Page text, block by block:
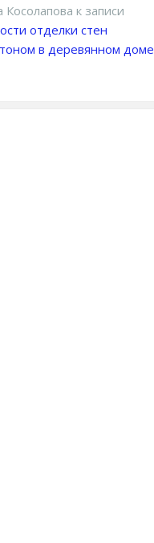
к записи
отделки стен
в деревянном доме